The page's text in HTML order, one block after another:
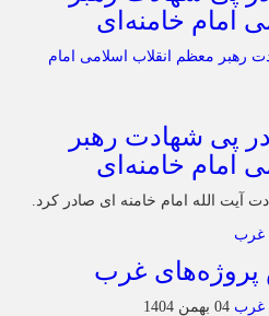
امام خامنه‌ای
در پی شهادت رهبر
امام خامنه‌ای
آیت الله امام خامنه ای صادر کرد.
غرب
04 بهمن 1404